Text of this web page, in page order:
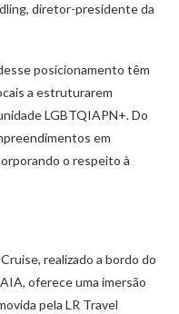
diretor-presidente da
posicionamento têm
a estruturarem
LGBTQIAPN+. Do
em
o respeito à
realizado a bordo do
oferece uma imersão
pela LR Travel